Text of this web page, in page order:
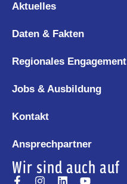
Aktuelles
Daten & Fakten
Regionales Engagement
Jobs & Ausbildung
Kontakt
Ansprechpartner
Wir sind auch auf